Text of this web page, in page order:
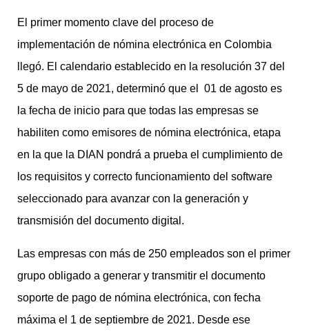
El primer momento clave del proceso de
implementación de nómina electrónica en Colombia
llegó. El calendario establecido en la resolución 37 del
5 de mayo de 2021, determinó que el 01 de agosto es
la fecha de inicio para que todas las empresas se
habiliten como emisores de nómina electrónica, etapa
en la que la DIAN pondrá a prueba el cumplimiento de
los requisitos y correcto funcionamiento del software
seleccionado para avanzar con la generación y
transmisión del documento digital.
Las empresas con más de 250 empleados son el primer
grupo obligado a generar y transmitir el documento
soporte de pago de nómina electrónica, con fecha
máxima el 1 de septiembre de 2021. Desde ese